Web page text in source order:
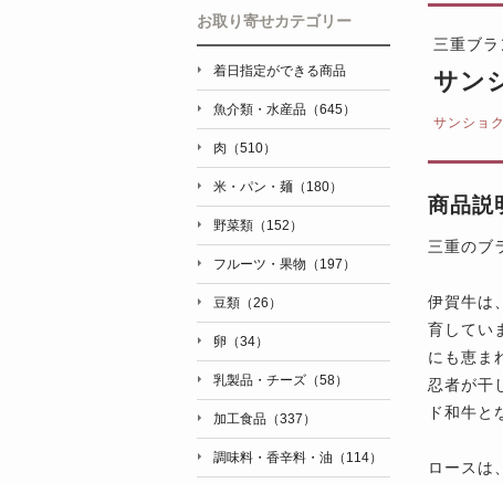
三重ブ
サン
サンショク
商品説
三重のブ
伊賀牛は
育してい
にも恵ま
忍者が干
ド和牛と
ロースは
お取り寄せカテゴリー
着日指定ができる商品
魚介類・水産品（645）
肉（510）
米・パン・麺（180）
野菜類（152）
フルーツ・果物（197）
豆類（26）
卵（34）
乳製品・チーズ（58）
加工食品（337）
調味料・香辛料・油（114）